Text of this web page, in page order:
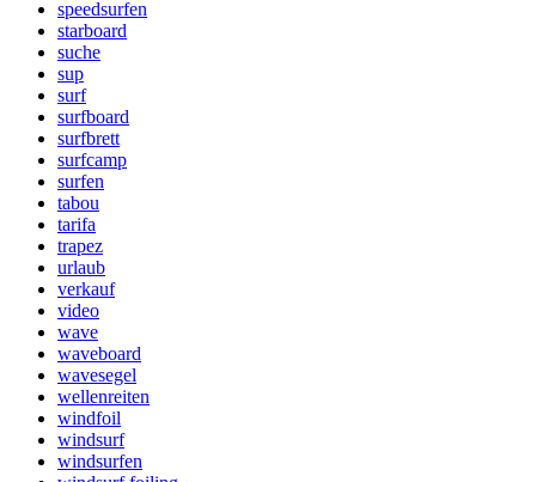
speedsurfen
starboard
suche
sup
surf
surfboard
surfbrett
surfcamp
surfen
tabou
tarifa
trapez
urlaub
verkauf
video
wave
waveboard
wavesegel
wellenreiten
windfoil
windsurf
windsurfen